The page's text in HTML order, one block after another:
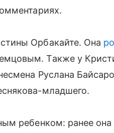
Орбакайте. Она
Также у
Руслана
младшего.
ребенком: ранее она